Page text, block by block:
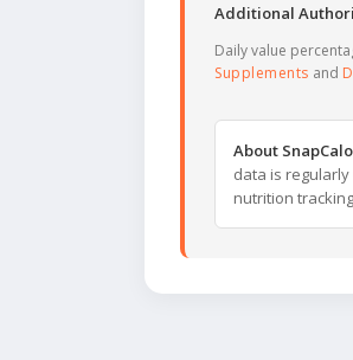
Additional
Daily value
Supplements and
About
data is
nutrition